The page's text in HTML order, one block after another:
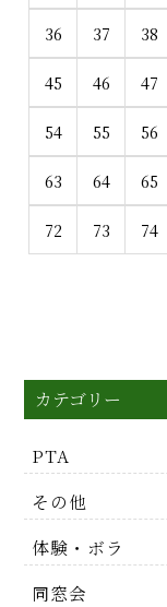
36 37 38
45 46 47
54 55 56
63 64 65
72 73 74
カテゴリー
PTA
その他
体験・ボラ
同窓会